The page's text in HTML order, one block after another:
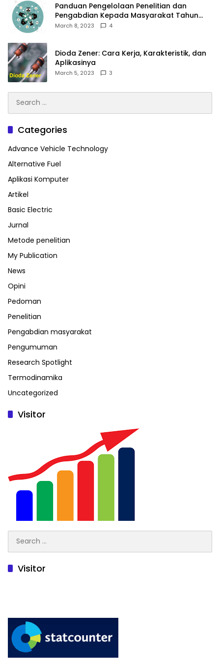
Panduan Pengelolaan Penelitian dan
Pengabdian Kepada Masyarakat Tahun
2023
March 8, 2023 4
Dioda Zener: Cara Kerja, Karakteristik, dan
Aplikasinya
March 5, 2023 3
for:
Categories
Advance Vehicle Technology
Alternative Fuel
Aplikasi Komputer
Artikel
Basic Electric
Jurnal
Metode penelitian
My Publication
News
Opini
Pedoman
Penelitian
Pengabdian masyarakat
Pengumuman
Research Spotlight
Termodinamika
Uncategorized
Visitor
for:
Visitor